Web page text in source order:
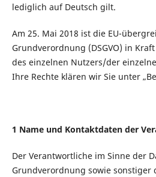
lediglich auf Deutsch gilt.
Am 25. Mai 2018 ist die EU-
Grundverordnung (DSGVO) in
des einzelnen Nutzers/der
Ihre Rechte klären wir Sie unter
1 Name und Kontaktdaten der
Der Verantwortliche im Sinne der
Grundverordnung sowie sonstiger